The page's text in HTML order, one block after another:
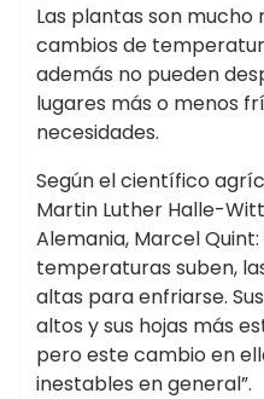
Las plantas son mucho
cambios de
además no pueden
lugares más o menos
necesidades.
Según el científico
Martin Luther Halle-
Alemania, Marcel Quint:
temperaturas suben,
altas para enfriarse.
altos y sus hojas más
pero este cambio en
inestables en general”.